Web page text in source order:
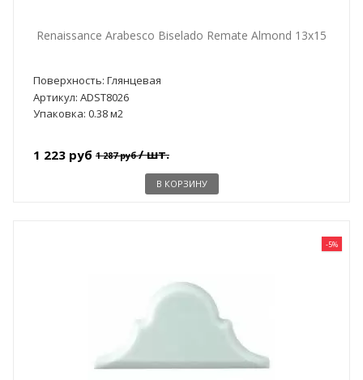
Renaissance Arabesco Biselado Remate Almond 13x15
Поверхность: Глянцевая
Артикул: ADST8026
Упаковка: 0.38 м2
1 223 руб 1 287 руб/ шт.
В КОРЗИНУ
-5%